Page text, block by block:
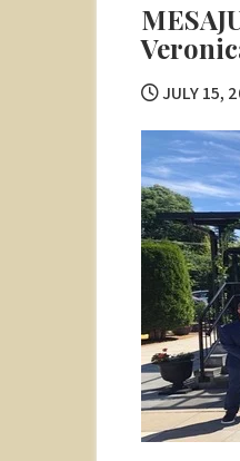
JULY 15,